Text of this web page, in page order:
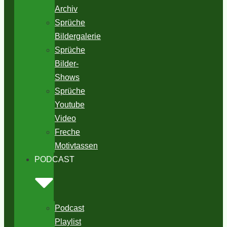
Archiv
Sprüche
Bildergalerie
Sprüche
Bilder-
Shows
Sprüche
Youtube
Video
Freche
Motivtassen
PODCAST
Podcast
Playlist